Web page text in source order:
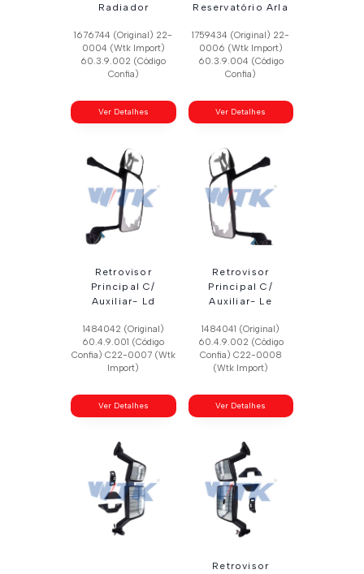
Radiador
1676744 (Original) 22-
0004 (Wtk Import)
60.3.9.002 (Código
Confia)
Ver Detalhes
Reservatório Arla
1759434 (Original) 22-
0006 (Wtk Import)
60.3.9.004 (Código
Confia)
Ver Detalhes
Retrovisor
Principal C/
Auxiliar- Ld
1484042 (Original)
60.4.9.001 (Código
Confia) C22-0007 (Wtk
Import)
Ver Detalhes
Retrovisor
Principal C/
Auxiliar- Le
1484041 (Original)
60.4.9.002 (Código
Confia) C22-0008
(Wtk Import)
Ver Detalhes
Retrovisor